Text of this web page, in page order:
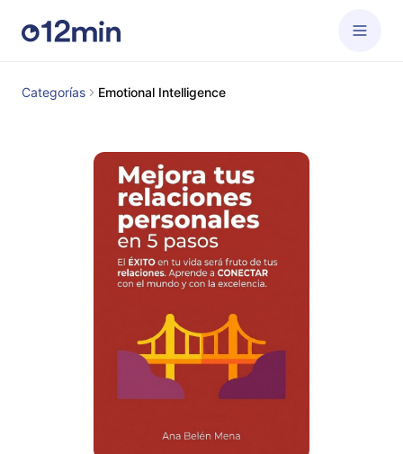
Categorías Emotional Intelligence